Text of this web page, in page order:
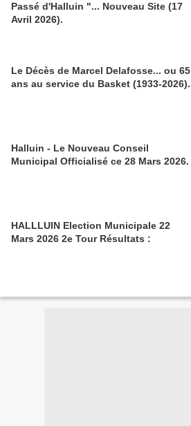
Passé d'Halluin "... Nouveau Site (17
Avril 2026).
Le Décès de Marcel Delafosse... ou 65
ans au service du Basket (1933-2026).
Halluin - Le Nouveau Conseil
Municipal Officialisé ce 28 Mars 2026.
HALLLUIN Election Municipale 22
Mars 2026 2e Tour Résultats :